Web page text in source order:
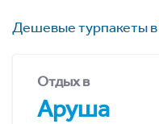
Дешевые турпакеты в
Отдых в
Аруша